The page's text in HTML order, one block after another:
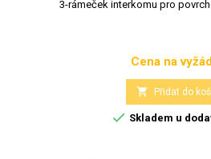
3-rámeček interkomu pro
Cena
Cena na
 Přidat do
 Skladem u